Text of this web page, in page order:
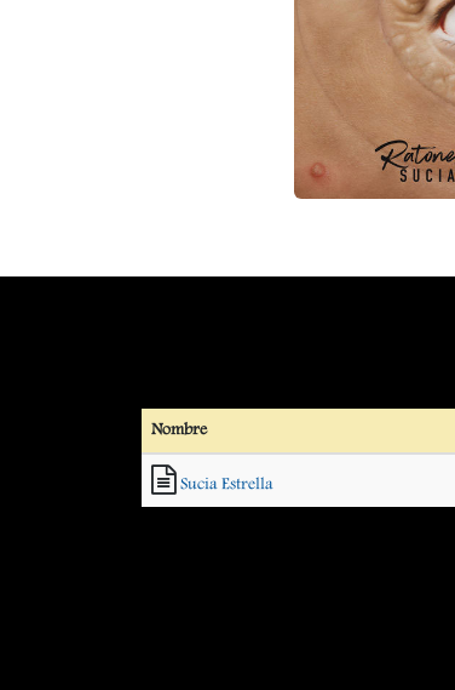
Nombre
Sucia Estrella